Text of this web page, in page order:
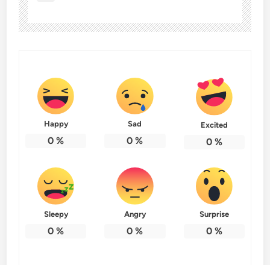
Happy
0 %
Sad
0 %
Excited
0%
Sleepy
0 %
Angry
0 %
Surprise
0%